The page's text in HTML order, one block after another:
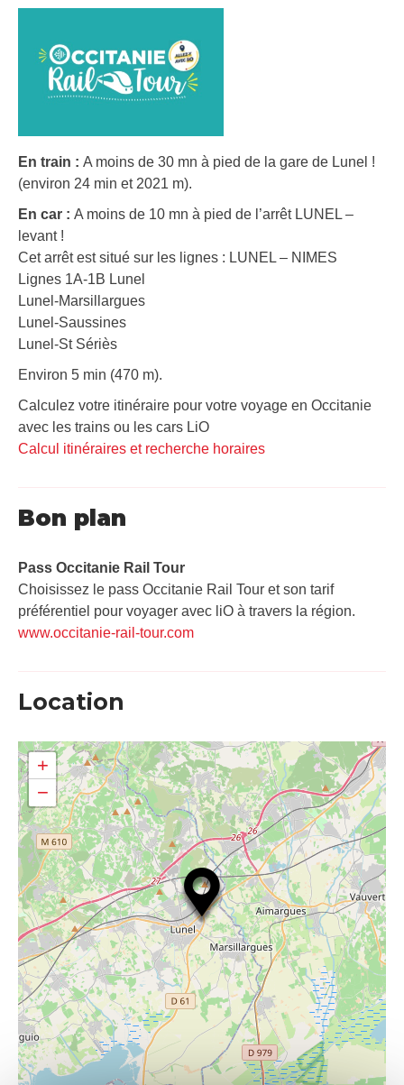
En train : A moins de 30 mn à pied de la gare de Lunel !
(environ 24 min et 2021 m).
En car : A moins de 10 mn à pied de l’arrêt LUNEL –
levant !
Cet arrêt est situé sur les lignes : LUNEL – NIMES
Lignes 1A-1B Lunel
Lunel-Marsillargues
Lunel-Saussines
Lunel-St Sériès
Environ 5 min (470 m).
Calculez votre itinéraire pour votre voyage en Occitanie
avec les trains ou les cars LiO
Calcul itinéraires et recherche horaires
Bon plan
Pass Occitanie Rail Tour​
Choisissez le pass Occitanie Rail Tour et son tarif
préférentiel pour voyager avec liO à travers la région.
www.occitanie-rail-tour.com
Location
+
−